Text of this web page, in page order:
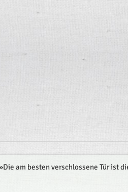
Die am besten verschlossene Tür ist